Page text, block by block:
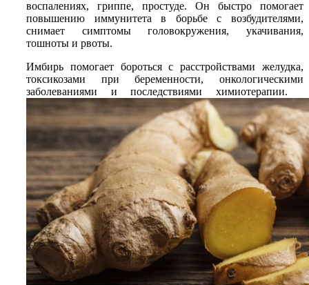
воспалениях, гриппе, простуде. Он быстро помогает
повышению иммунитета в борьбе с возбудителями,
снимает симптомы головокружения, укачивания,
тошноты и рвоты.
Имбирь помогает бороться с расстройствами желудка,
токсикозами при беременности, онкологическими
заболеваниями и последствиями химиотерапии.